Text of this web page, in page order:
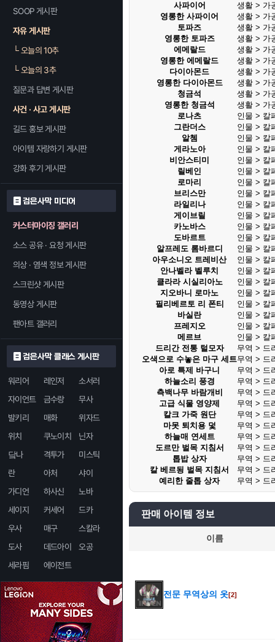
SOOP 게시판
자유 게시판
└오늘의 10추
└오늘의 3추
질문과 답변 게시판
사건 · 사고 게시판
길드 홍보 게시판
아이템 자랑하기 게시판
강화 후기 게시판
검은사막 미디어
커스터마이징 갤러리
소스 공유 · 요청 게시판
의상 · 염색 정보 게시판
스크린샷 게시판
동영상 게시판
팬아트 갤러리
검은사막 클래스 게시판
워리어 레인저
소서러
자이언트
금수랑
무사
발키리
매화
위자드
위치
쿠노이치
닌자
닼나
격투가
미스틱
란
아처
샤이
가디언
하사신
노바
세이지
커세어
드카
우사
매구
스칼라
도사
데드아이
오공
세라핌
에이전트
사파이어
생활 > 가
영롱한 사파이어
생활 > 가
토파즈
생활 > 가
영롱한 토파즈
생활 > 가
에메랄드
생활 > 가
영롱한 에메랄드
생활 > 가
다이아몬드
생활 > 가
영롱한 다이아몬드
생활 > 가
청금석
생활 > 가
영롱한 청금석
생활 > 가
로나츠
인물 > 칼
그란더스
인물 > 칼
알쳄
인물 > 칼
게라노아
인물 > 칼
비안스티미
인물 > 칼
릴베인
인물 > 칼
로마리
인물 > 칼
브리스만
인물 > 칼
라일리나
인물 > 칼
게이브릴
인물 > 칼
카노바스
인물 > 칼
도바르트
인물 > 칼
알프레도 롬바르디
인물 > 칼
아우소니오 트레비산
인물 > 칼
안나벨라 벨루치
인물 > 칼
클라라 시실리아노
인물 > 칼
지오바니 로마노
인물 > 칼
필리베르토 리 폰티
인물 > 칼
바실란
인물 > 칼
프레지오
인물 > 칼
메르브
인물 > 칼
드리간 전통 털모자
무역 > 드
오색으로 수놓은 마구 세트무역 > 드
아로 특제 바구니
무역 > 드
하늘소리 풍경
무역 > 드
측백나무 바람개비
무역 > 드
고급 식물 영양제
무역 > 드
칼크 가죽 원단
무역 > 드
마못 퇴치용 덫
무역 > 드
하늘매 연세트
무역 > 드
도르만 벌목 지침서
무역 > 드
톱밥 상자
무역 > 드
칼 베르됭 벌목 지침서
무역 > 드
예리한 줄톱 상자
무역 > 드
판매 아이템 정보
이름
전문 무역상의 옷[2]